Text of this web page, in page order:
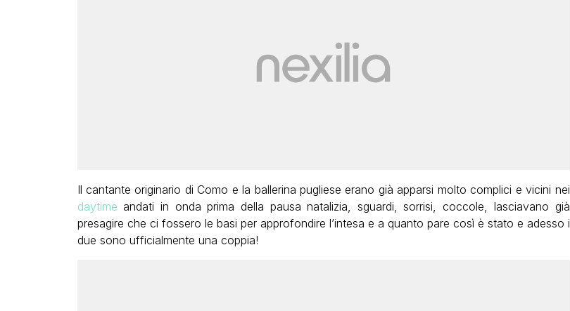
Il cantante originario di Como e la ballerina pugliese erano già apparsi molto complici e vicini nei
daytime andati in onda prima della pausa natalizia, sguardi, sorrisi, coccole, lasciavano già
presagire che ci fossero le basi per approfondire l’intesa e a quanto pare così è stato e adesso i
due sono ufficialmente una coppia!